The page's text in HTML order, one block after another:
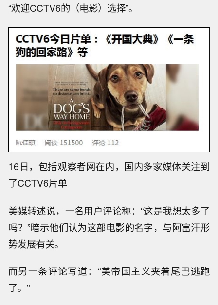
“欢迎CCTV6的（电影）选择”。
16日，包括观察者网在内，国内多家媒体关注到
了CCTV6片单
美媒转述说，一名用户评论称：“这是我想太多了
吗？”暗示他们认为这部电影的名字，与阿富汗形
势发展有关。
而另一条评论写道：“美帝国主义夹着尾巴逃跑
了。”